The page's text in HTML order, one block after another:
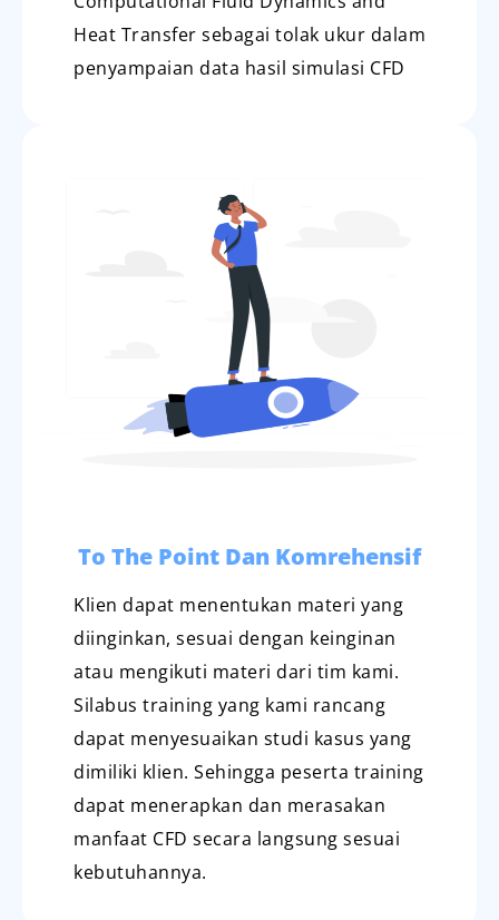
Heat Transfer sebagai tolak ukur dalam
penyampaian data hasil simulasi CFD
To The Point Dan Komrehensif
Klien dapat menentukan materi yang
diinginkan, sesuai dengan keinginan
atau mengikuti materi dari tim kami.
Silabus training yang kami rancang
dapat menyesuaikan studi kasus yang
dimiliki klien. Sehingga peserta training
dapat menerapkan dan merasakan
manfaat CFD secara langsung sesuai
kebutuhannya.